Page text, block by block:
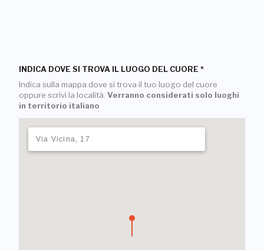
INDICA DOVE SI TROVA IL LUOGO DEL CUORE *
Indica sulla mappa dove si trova il tuo luogo del cuore
oppure scrivi la località. Verranno considerati solo luoghi
in territorio italiano